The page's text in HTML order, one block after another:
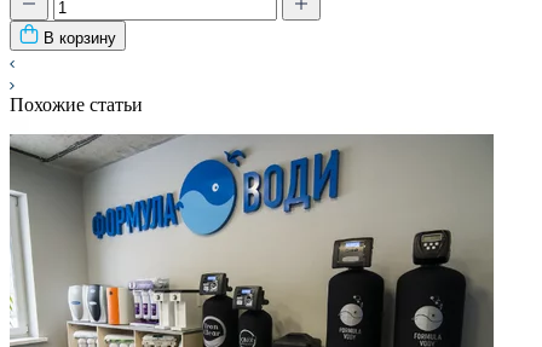
В корзину
Похожие статьи